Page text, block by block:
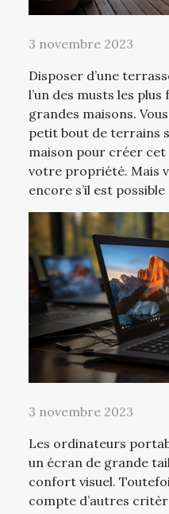
3 novembre 2023
Disposer d’une
l’un des musts les
grandes maisons.
petit bout de terrains
maison pour créer cet
votre propriété. Mais
encore s’il est possible
3 novembre 2023
Les ordinateurs
un écran de grande
confort visuel.
compte d’autres